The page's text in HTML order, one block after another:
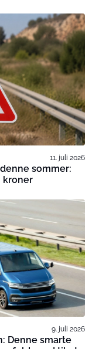
11. juli 2026
sommer:
kroner
9. juli 2026
Denne smarte